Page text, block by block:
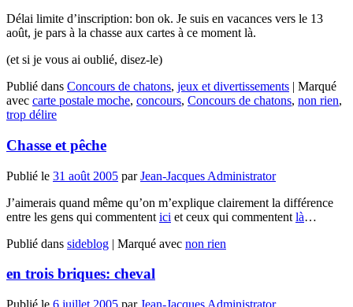
Délai limite d’inscription: bon ok. Je suis en vacances vers le 13
août, je pars à la chasse aux cartes à ce moment là.
(et si je vous ai oublié, disez-le)
Publié dans Concours de chatons, jeux et divertissements | Marqué
avec carte postale moche, concours, Concours de chatons, non rien,
trop délire
Chasse et pêche
Publié le 31 août 2005 parJean-Jacques Administrator
J’aimerais quand même qu’on m’explique clairement la différence
entre les gens qui commentent ici et ceux qui commentent là…
Publié dans sideblog | Marqué avec non rien
en trois briques: cheval
Publié le 6 juillet 2005 parJean-Jacques Administrator